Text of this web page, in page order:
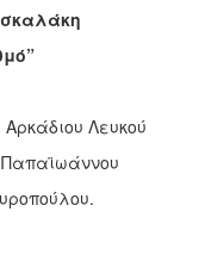
Λευκού
Παπαϊωάννου